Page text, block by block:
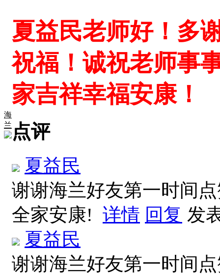
海
兰
夏益民老师好！多
祝福！诚祝老师事
家吉祥幸福安康！
点评
夏益民
谢谢海兰好友第一时间
全家安康! 详情 回复 发
夏益民
谢谢海兰好友第一时间